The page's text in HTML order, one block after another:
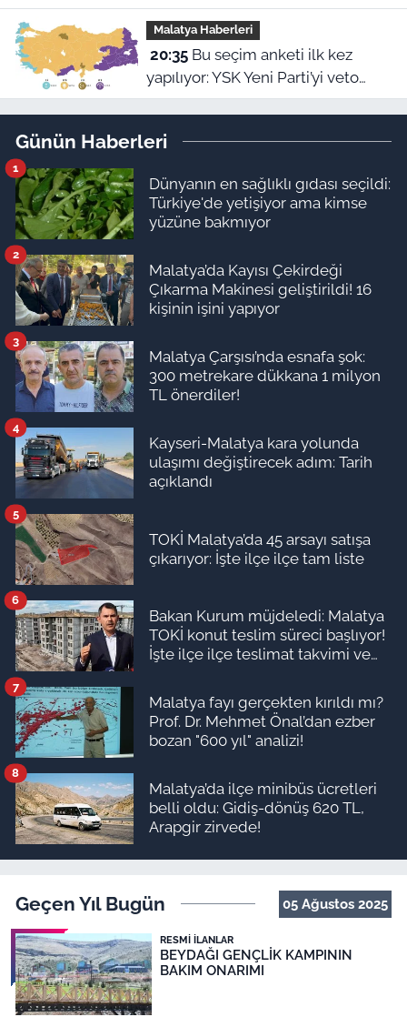
olsun”
Malatya Haberleri
20:35Bu seçim anketi ilk kez
yapılıyor: YSK Yeni Parti’yi veto
ederse Malatya’da sonuç ne olur?
Günün Haberleri
Dünyanın en sağlıklı gıdası seçildi:
Türkiye'de yetişiyor ama kimse
yüzüne bakmıyor
1
Malatya’da Kayısı Çekirdeği
Çıkarma Makinesi geliştirildi! 16
kişinin işini yapıyor
2
Malatya Çarşısı’nda esnafa şok:
300 metrekare dükkana 1 milyon
TL önerdiler!
3
Kayseri-Malatya kara yolunda
ulaşımı değiştirecek adım: Tarih
açıklandı
4
TOKİ Malatya’da 45 arsayı satışa
çıkarıyor: İşte ilçe ilçe tam liste
5
Bakan Kurum müjdeledi: Malatya
TOKİ konut teslim süreci başlıyor!
İşte ilçe ilçe teslimat takvimi ve
6
Malatya fayı gerçekten kırıldı mı?
Prof. Dr. Mehmet Önal’dan ezber
bozan "600 yıl" analizi!
7
Malatya’da ilçe minibüs ücretleri
belli oldu: Gidiş-dönüş 620 TL,
Arapgir zirvede!
8
Geçen Yıl Bugün 05 Ağustos 2025
RESMI İLANLAR
BEYDAĞI GENÇLİK KAMPININ
BAKIM ONARIMI